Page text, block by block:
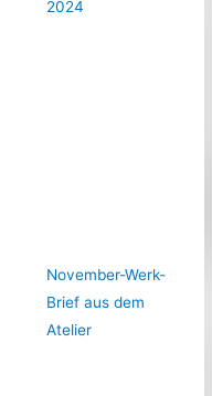
2024
November-Werk-
Brief aus dem
Atelier